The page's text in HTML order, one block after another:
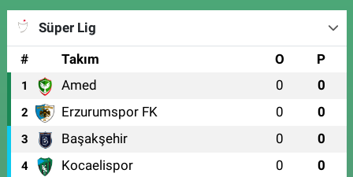
Süper Lig
#
Takım O P
1 Amed 0 0
2 Erzurumspor FK 0 0
3 Başakşehir 0 0
4 Kocaelispor 0 0